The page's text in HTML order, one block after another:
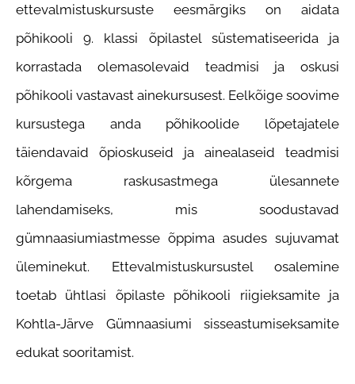
ettevalmistuskursuste eesmärgiks on aidata
põhikooli 9. klassi õpilastel süstematiseerida ja
korrastada olemasolevaid teadmisi ja oskusi
põhikooli vastavast ainekursusest. Eelkõige soovime
kursustega anda põhikoolide lõpetajatele
täiendavaid õpioskuseid ja ainealaseid teadmisi
kõrgema raskusastmega ülesannete
lahendamiseks, mis soodustavad
gümnaasiumiastmesse õppima asudes sujuvamat
üleminekut. Ettevalmistuskursustel osalemine
toetab ühtlasi õpilaste põhikooli riigieksamite ja
Kohtla-Järve Gümnaasiumi sisseastumiseksamite
edukat sooritamist.